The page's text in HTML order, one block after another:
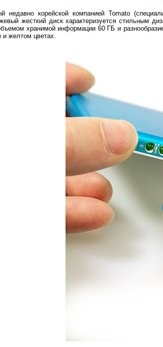
недавно корейской компанией Tomato
жесткий диск характеризуется стильным
хранимой информации 60 ГБ и
и желтом цветах.